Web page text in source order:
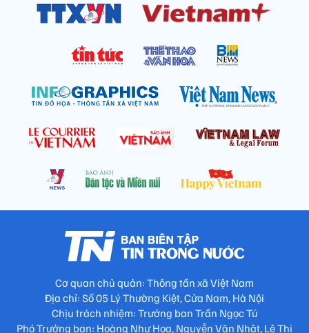
Cơ quan chủ quản: Thông tấn xã Việt Nam
Địa chỉ: Số 05 Lý Thường Kiệt, Cửa Nam, Hà Nội
Chịu trách nhiệm: Trưởng ban Trần Ngọc Tú
Phó Trưởng ban: Hoàng Như Hoa, Nguyễn Văn Nhật, Lê Thị